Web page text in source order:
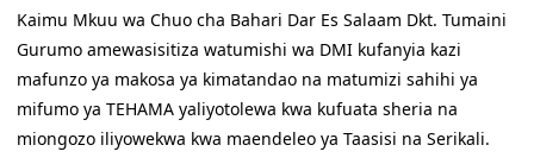
Kaimu Mkuu wa Chuo cha Bahari Dar Es Salaam Dkt. Tumaini
Gurumo amewasisitiza watumishi wa DMI kufanyia kazi
mafunzo ya makosa ya kimatandao na matumizi sahihi ya
mifumo ya TEHAMA yaliyotolewa kwa kufuata sheria na
miongozo iliyowekwa kwa maendeleo ya Taasisi na Serikali.